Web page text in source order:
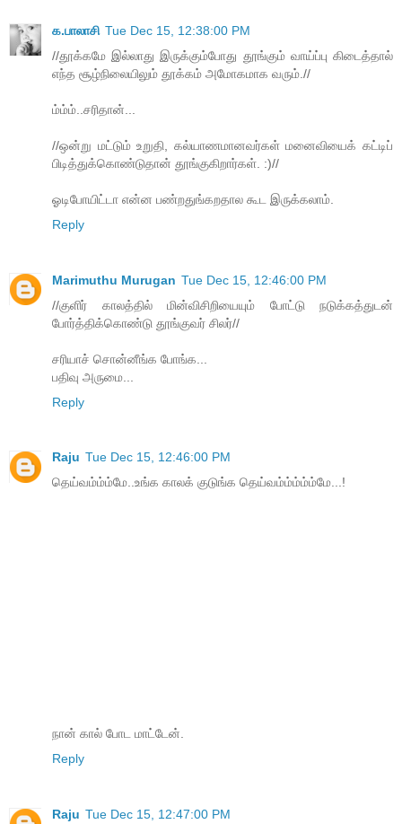
க.பாலாசி Tue Dec 15, 12:38:00 PM
//தூக்கமே இல்லாது இருக்கும்போது தூங்கும் வாய்ப்பு கிடைத்தால்
எந்த சூழ்நிலையிலும் தூக்கம் அமோகமாக வரும்.//
ம்ம்ம்..சரிதான்...
//ஒன்று மட்டும் உறுதி, கல்யாணமானவர்கள் மனைவியைக் கட்டிப்
பிடித்துக்கொண்டுதான் தூங்குகிறார்கள். :)//
ஓடிபோயிட்டா என்ன பண்றதுங்கறதால கூட இருக்கலாம்.
Reply
Marimuthu Murugan Tue Dec 15, 12:46:00 PM
//குளிர் காலத்தில் மின்விசிறியையும் போட்டு நடுக்கத்துடன்
போர்த்திக்கொண்டு தூங்குவர் சிலர்//
சரியாச் சொன்னீங்க போங்க...
பதிவு அருமை...
Reply
Raju Tue Dec 15, 12:46:00 PM
தெய்வம்ம்ம்மே..உங்க காலக் குடுங்க தெய்வம்ம்ம்ம்ம்மே...!
நான் கால் போட மாட்டேன்.
Reply
Raju Tue Dec 15, 12:47:00 PM